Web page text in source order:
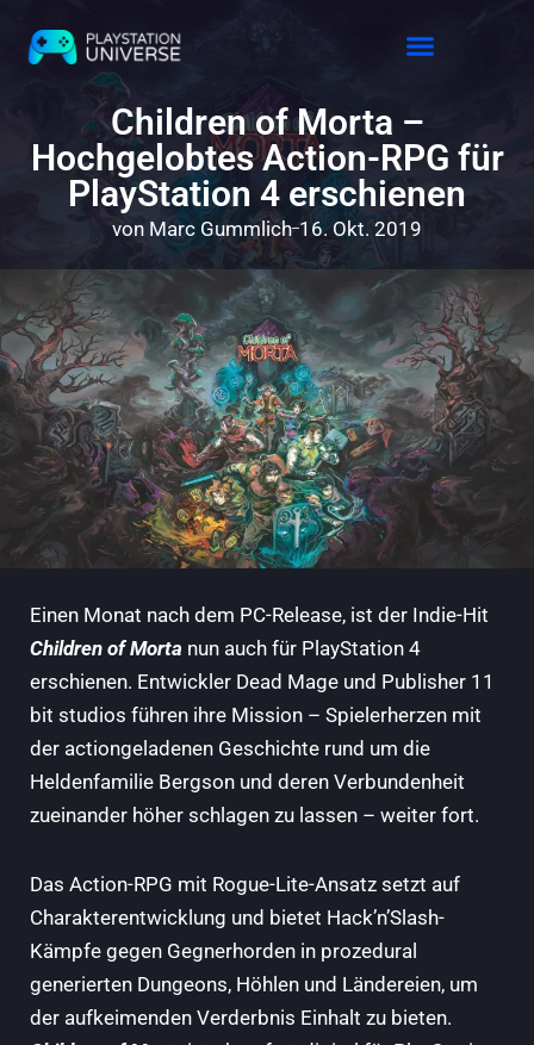
Children of Morta –
Hochgelobtes Action-RPG für
PlayStation 4 erschienen
von Marc Gummlich 16. Okt. 2019
Einen Monat nach dem PC-Release, ist der Indie-Hit
Children of Morta nun auch für PlayStation 4
erschienen. Entwickler Dead Mage und Publisher 11
bit studios führen ihre Mission – Spielerherzen mit
der actiongeladenen Geschichte rund um die
Heldenfamilie Bergson und deren Verbundenheit
zueinander höher schlagen zu lassen – weiter fort.
Das Action-RPG mit Rogue-Lite-Ansatz setzt auf
Charakterentwicklung und bietet Hack’n’Slash-
Kämpfe gegen Gegnerhorden in prozedural
generierten Dungeons, Höhlen und Ländereien, um
der aufkeimenden Verderbnis Einhalt zu bieten.